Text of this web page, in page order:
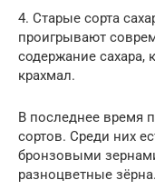
4. Старые сорта
проигрывают
содержание сахара,
крахмал.
В последнее время
сортов. Среди них
бронзовыми
разноцветные